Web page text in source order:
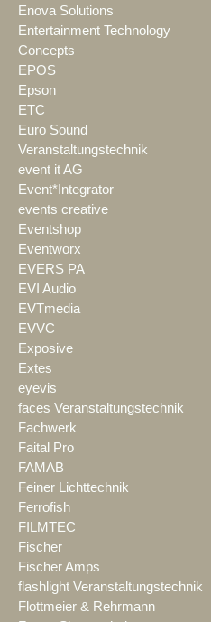
Enova Solutions
Entertainment Technology
Concepts
EPOS
Epson
ETC
Euro Sound
Veranstaltungstechnik
event it AG
Event*Integrator
events creative
Eventshop
Eventworx
EVERS PA
EVI Audio
EVTmedia
EVVC
Exposive
Extes
eyevis
faces Veranstaltungstechnik
Fachwerk
Faital Pro
FAMAB
Feiner Lichttechnik
Ferrofish
FILMTEC
Fischer
Fischer Amps
flashlight Veranstaltungstechnik
Flottmeier & Rehrmann